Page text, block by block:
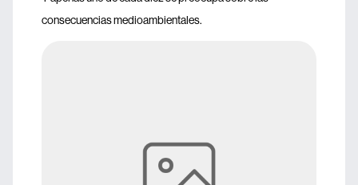
consecuencias medioambientales.